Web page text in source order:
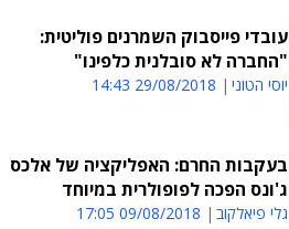
עובדי פייסבוק השמרנים פוליטית:
"החברה לא סובלנית כלפינו"
יוסי הטוני 29/08/2018 14:43
בעקבות החרם: האפליקציה של אלכס
ג'ונס הפכה לפופולרית במיוחד
גלי פיאלקוב 09/08/2018 17:05